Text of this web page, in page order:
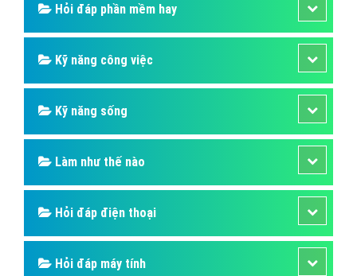
Hỏi đáp phần mềm hay
Kỹ năng công việc
Kỹ năng sống
Làm như thế nào
Hỏi đáp điện thoại
Hỏi đáp máy tính